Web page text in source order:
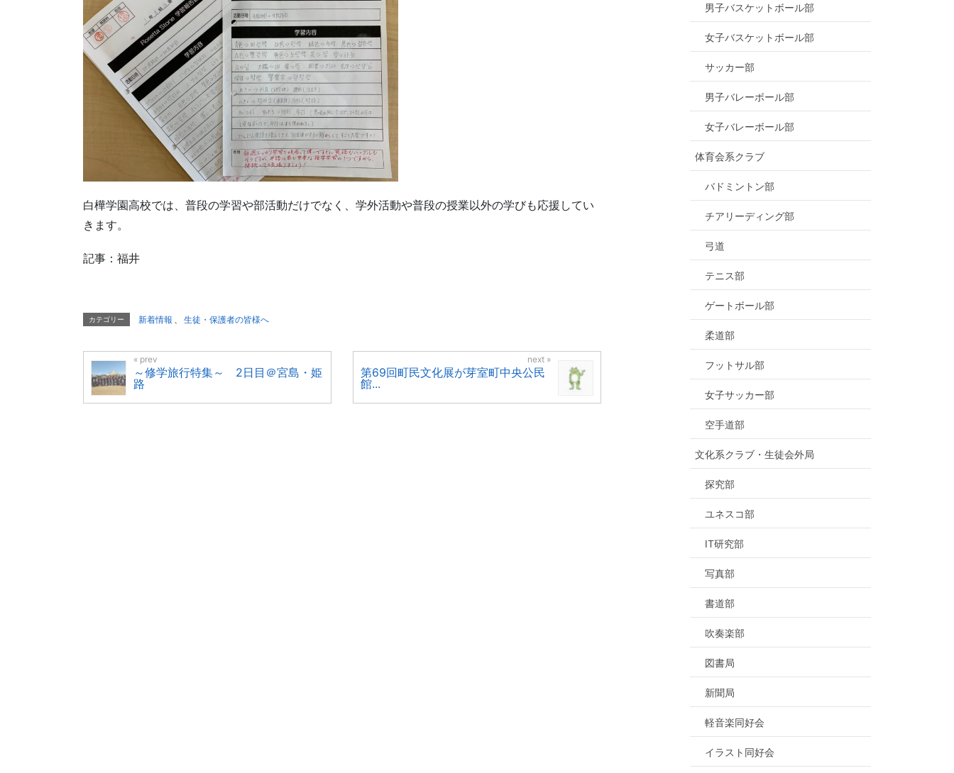
白樺学園高校では、普段の学習や部活動だけでなく、学外活動や普段の授業以外の学びも応援してい
きます。
記事：福井
カテゴリー 新着情報 生徒・保護者の皆様へ
～修学旅行特集～ 2日目＠宮島・姫
路
第69回町民文化展が芽室町中央公民
館...
男子バスケットボール部
女子バスケットボール部
サッカー部
男子バレーボール部
女子バレーボール部
体育会系クラブ
バドミントン部
チアリーディング部
弓道
テニス部
ゲートボール部
柔道部
フットサル部
女子サッカー部
空手道部
文化系クラブ・生徒会外局
探究部
ユネスコ部
IT研究部
写真部
書道部
吹奏楽部
図書局
新聞局
軽音楽同好会
イラスト同好会